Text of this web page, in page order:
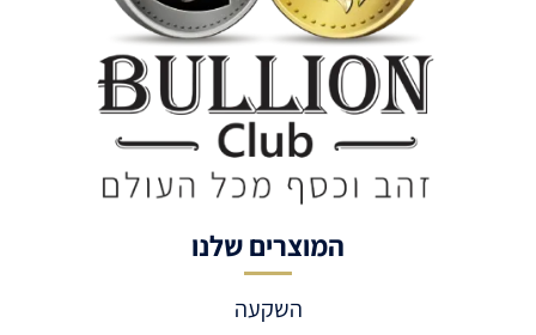
המוצרים שלנו
השקעה